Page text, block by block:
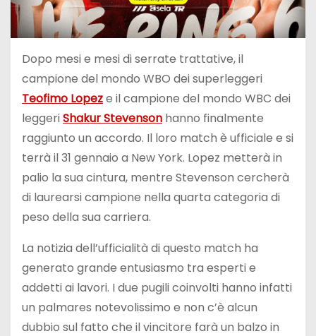
Dopo mesi e mesi di serrate trattative, il
campione del mondo WBO dei superleggeri
Teofimo Lopeze il campione del mondo WBC dei
leggeriShakur Stevenson hanno finalmente
raggiunto un accordo. Il loro match è ufficiale e si
terrà il 31 gennaio a New York. Lopez metterà in
palio la sua cintura, mentre Stevenson cercherà
di laurearsi campione nella quarta categoria di
peso della sua carriera.
La notizia dell’ufficialità di questo match ha
generato grande entusiasmo tra esperti e
addetti ai lavori. I due pugili coinvolti hanno infatti
un palmares notevolissimo e non c’è alcun
dubbio sul fatto che il vincitore farà un balzo in